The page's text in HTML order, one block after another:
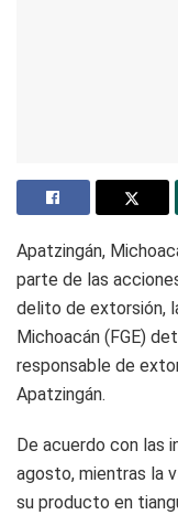
Apatzingán,
parte de las
delito de extorsión,
Michoacán (FGE)
responsable de
Apatzingán.
De acuerdo con las
agosto, mientras la
su producto en